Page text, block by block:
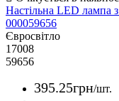
Настільна LED лампа
000059656
Євросвітло
17008
59656
395.25грн/шт.